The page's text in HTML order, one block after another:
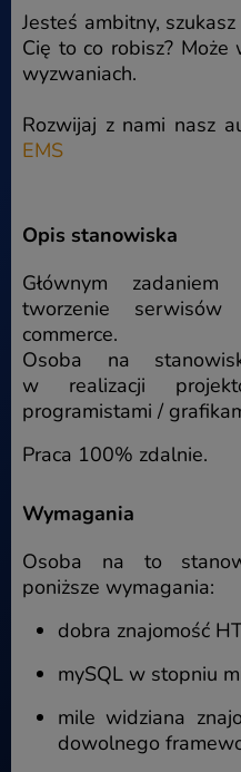
Jesteś ambitny,
Cię to co robisz?
wyzwaniach.
Rozwijaj z nami nasz
EMS
Opis stanowiska
Głównym
tworzenie
commerce.
Osoba na
w realizacji
programistami /
Praca 100% zdalnie.
Wymagania
Osoba na to
poniższe wymagania:
dobra znajomość
mySQL w stopniu
mile widziana
dowolnego